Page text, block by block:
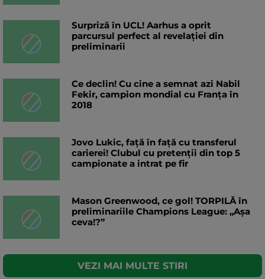
Surpriză în UCL! Aarhus a oprit
parcursul perfect al revelației din
preliminarii
Ce declin! Cu cine a semnat azi Nabil
Fekir, campion mondial cu Franța în
2018
Jovo Lukic, față în față cu transferul
carierei! Clubul cu pretenții din top 5
campionate a intrat pe fir
Mason Greenwood, ce gol! TORPILĂ în
preliminariile Champions League: „Așa
ceva!?”
VEZI MAI MULTE STIRI